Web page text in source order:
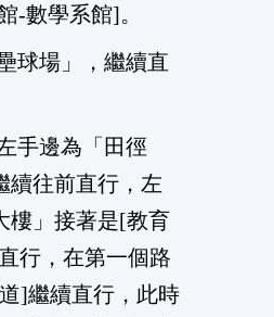
-數學系館]。
球場」，繼續直
手邊為「田徑
續往前直行，左
樓」接著是[教育
行，在第一個路
]繼續直行，此時